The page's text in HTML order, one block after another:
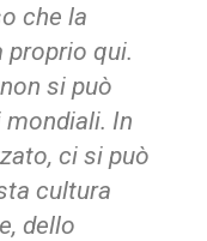
che la
proprio qui.
si può
In
ci si può
cultura
dello